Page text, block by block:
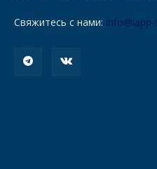
Свяжитесь с нами: